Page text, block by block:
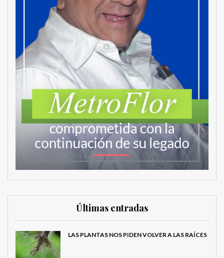
Últimas entradas
LAS PLANTAS NOS PIDEN VOLVER A LAS RAÍCES